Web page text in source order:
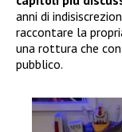
anni di
raccontare la
una rottura che
pubblico.